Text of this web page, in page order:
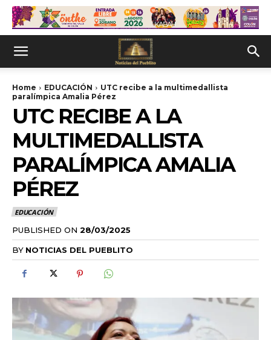
Home EDUCACIÓN
UTC recibe a la multimedallista
paralímpica Amalia Pérez
UTC RECIBE A LA
MULTIMEDALLISTA
PARALÍMPICA AMALIA
PÉREZ
EDUCACIÓN
PUBLISHED ON 28/03/2025
BY NOTICIAS DEL PUEBLITO